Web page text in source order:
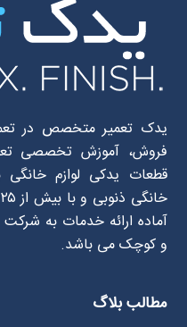
یدک تعمیر متخصص در
فروش، آموزش تخصصی
قطعات یدکی لوازم خانگی
آماده ارائه خدمات به
و کوچک می باشد.
مطالب بلاگ